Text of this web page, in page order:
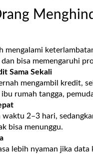
mengalami
bisa memengaruhi
Sama Sekali
mengambil kredit,
rumah tangga,
waktu 2–3 hari,
bisa menunggu.
lebih nyaman jika